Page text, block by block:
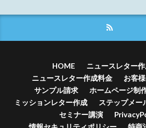
HOME
ニュースレター
ニュースレター作成料金
お客
サンプル請求
ホームページ制
ミッションレター作成
ステップメー
セミナー講演